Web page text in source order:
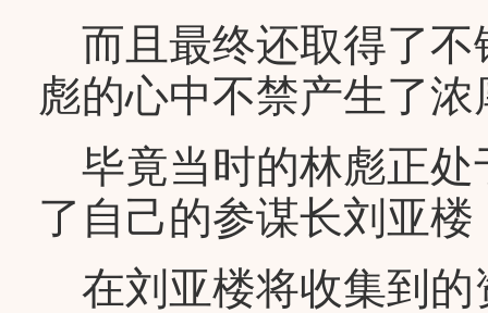
而且最终还取得了不
彪的心中不禁产生了
毕竟当时的林彪正处
了自己的参谋长刘亚
在刘亚楼将收集到的